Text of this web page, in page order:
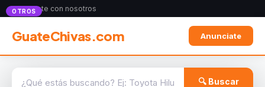
Anunciate con nosotros
GuateChivas.com Anunciate
🔍 Buscar
OTROS